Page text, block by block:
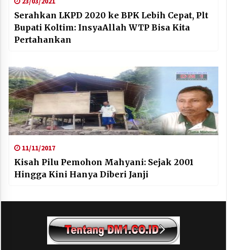
Serahkan LKPD 2020 ke BPK Lebih Cepat, Plt
Bupati Koltim: InsyaAllah WTP Bisa Kita
Pertahankan
11/11/2017
Kisah Pilu Pemohon Mahyani: Sejak 2001
Hingga Kini Hanya Diberi Janji